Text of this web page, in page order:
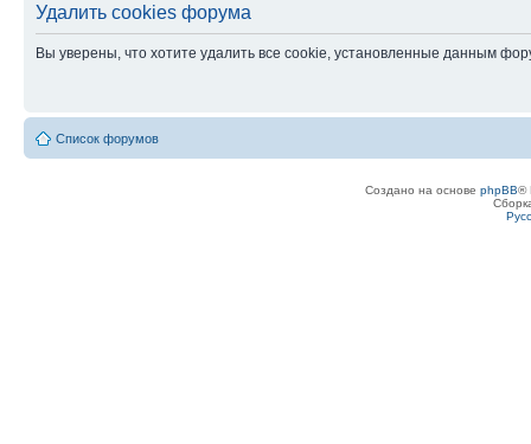
Удалить cookies форума
Вы уверены, что хотите удалить все cookie, установленные данным
Список форумов
Создано на основе phpBB®